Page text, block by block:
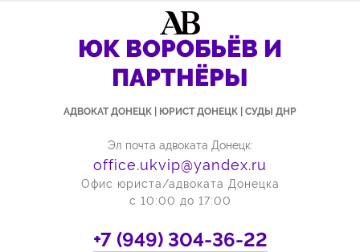
ЮК ВОРОБЬЁВ И
ПАРТНЁРЫ
АДВОКАТ ДОНЕЦК | ЮРИСТ ДОНЕЦК | СУДЫ ДНР
Эл почта адвоката Донецк:
office.ukvip@yandex.ru
Офис юриста/адвоката Донецка
с 10:00 до 17:00
+7 (949) 304-36-22